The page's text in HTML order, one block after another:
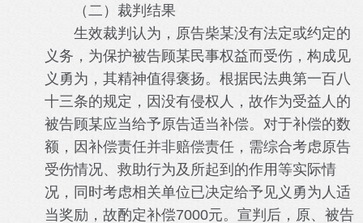
（二）裁判结果
生效裁判认为，原告柴某没有法定或约定的
义务，为保护被告顾某民事权益而受伤，构成见
义勇为，其精神值得褒扬。根据民法典第一百八
十三条的规定，因没有侵权人，故作为受益人的
被告顾某应当给予原告适当补偿。对于补偿的数
额，因补偿责任并非赔偿责任，需综合考虑原告
受伤情况、救助行为及所起到的作用等实际情
况，同时考虑相关单位已决定给予见义勇为人适
当奖励，故酌定补偿7000元。宣判后，原、被告